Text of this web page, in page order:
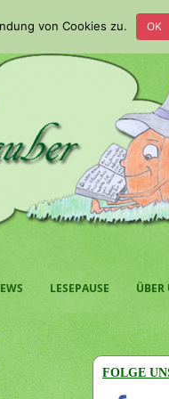
LESEPAUSE ÜBER
FOLGE
von Cookies zu. OK